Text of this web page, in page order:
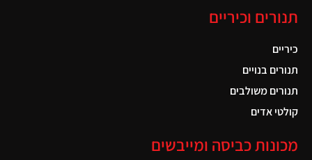
תנורים וכיריים
כיריים
תנורים בנויים
תנורים משולבים
קולטי אדים
מכונות כביסה ומייבשים